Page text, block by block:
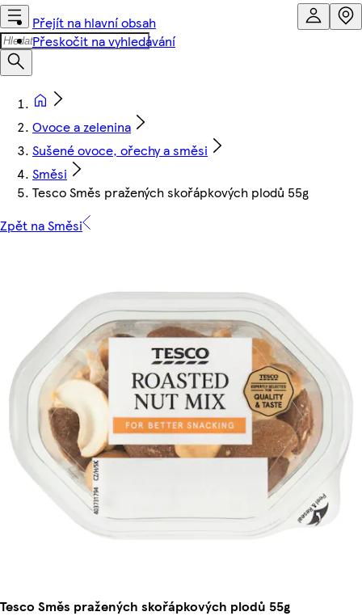
Přejít na hlavní obsah
Přeskočit na vyhledávání
Ovoce a zelenina
Sušené ovoce, ořechy a směsi
Směsi
Tesco Směs pražených skořápkových plodů 55g
Zpět na Směsi
Tesco Směs pražených skořápkových plodů 55g